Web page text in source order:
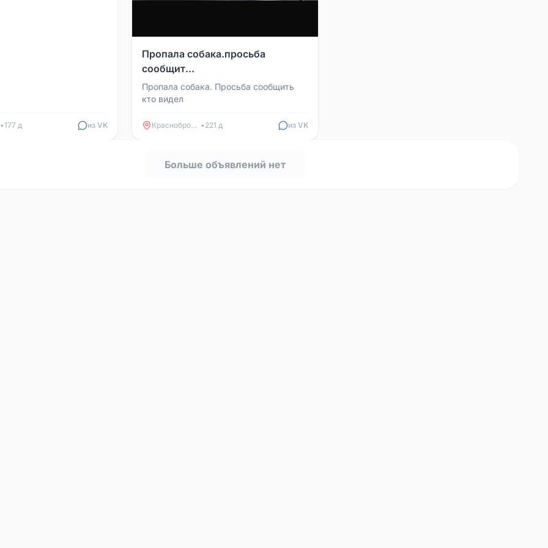
•177 д из VK
Пропала собака.просьба
сообщит...
Пропала собака. Просьба сообщить
кто видел
Краснобродский • 221 д из VK
Больше объявлений нет